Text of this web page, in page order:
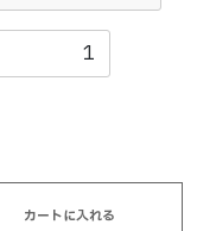
カートに入れる